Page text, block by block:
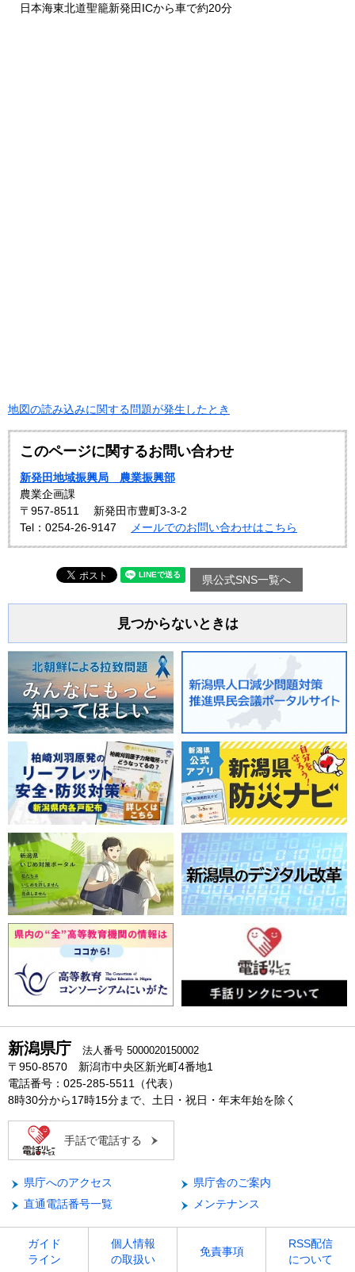
日本海東北道聖籠新発田ICから車で約20分
地図の読み込みに関する問題が発生したとき
このページに関するお問い合わせ
新発田地域振興局 農業振興部
農業企画課
〒957-8511
新発田市豊町3-3-2
Tel：0254-26-9147
メールでのお問い合わせはこちら
県公式SNS一覧へ
見つからないときは
新潟県庁 法人番号 5000020150002
〒950-8570 新潟市中央区新光町4番地1
電話番号：025-285-5511（代表）
8時30分から17時15分まで、土日・祝日・年末年始を除く
手話で電話する
県庁へのアクセス
県庁舎のご案内
直通電話番号一覧
メンテナンス
ガイド
ライン
個人情報
の取扱い
免責事項
RSS配信
について